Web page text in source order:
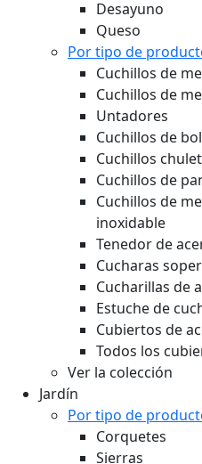
Desayuno
Queso
Por tipo de
Cuchillos de
Cuchillos de
Untadores
Cuchillos de
Cuchillos
Cuchillos de
Cuchillos de
inoxidable
Tenedor de
Cucharas
Cucharillas de
Estuche de
Cubiertos de
Todos los
Ver la colección
Jardín
Por tipo de
Corquetes
Sierras